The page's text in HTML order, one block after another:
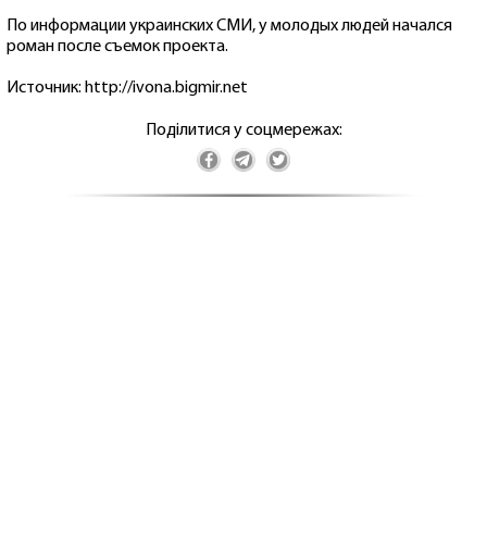
По информации украинских СМИ, у молодых людей начался
роман после съемок проекта.
Источник: http://ivona.bigmir.net
Поділитися у соцмережах: